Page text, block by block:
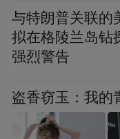
与特朗普关联的
拟在格陵兰岛钻
强烈警告
盗香窃玉：我的